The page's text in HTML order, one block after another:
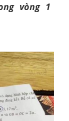
vòng 1